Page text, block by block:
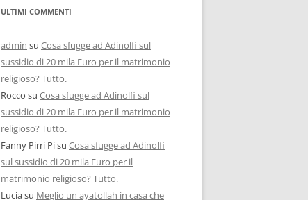
ULTIMI COMMENTI
admin su Cosa sfugge ad Adinolfi sul
sussidio di 20 mila Euro per il matrimonio
religioso? Tutto.
Rocco su Cosa sfugge ad Adinolfi sul
sussidio di 20 mila Euro per il matrimonio
religioso? Tutto.
Fanny Pirri Pisu Cosa sfugge ad Adinolfi
sul sussidio di 20 mila Euro per il
matrimonio religioso? Tutto.
Luciasu Meglio un ayatollah in casa che